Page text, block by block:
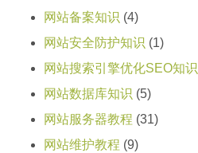
网站备案知识 (4)
网站安全防护知识 (1)
网站搜索引擎优化SEO知识
网站数据库知识 (5)
网站服务器教程 (31)
网站维护教程 (9)